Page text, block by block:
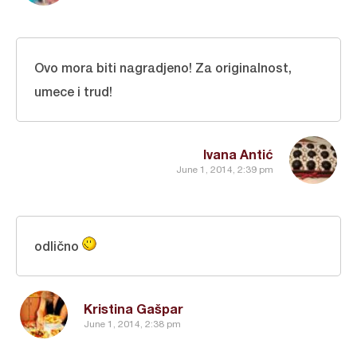
Ivana Antić
June 1, 2014, 2:39 pm
Ovo mora biti nagradjeno! Za originalnost,
umece i trud!
Kristina Gašpar
June 1, 2014, 2:38 pm
odlično